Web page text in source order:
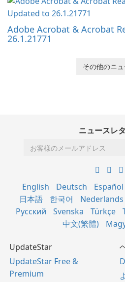
Adobe Acrobat & Acrobat
26.1.21771
その他のニ
ニュースレ
English Deutsch Español
日本語
한국어 Nederlands
Русский
Svenska Türkçe
中文(繁體)
UpdateStar
UpdateStar Free &
Premium